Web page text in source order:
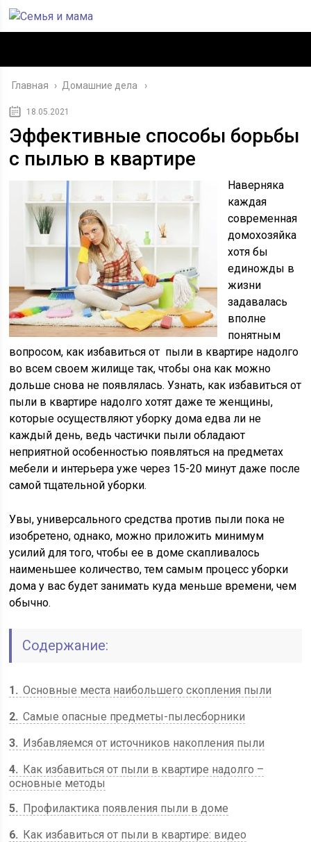
Главная › Домашние дела
18.05.2021
Эффективные способы борьбы
с пылью в квартире
Наверняка
каждая
современная
домохозяйка
хотя бы
единожды в
жизни
задавалась
вполне
понятным
вопросом, как избавиться от пыли в квартире надолго
во всем своем жилище так, чтобы она как можно
дольше снова не появлялась. Узнать, как избавиться от
пыли в квартире надолго хотят даже те женщины,
которые осуществляют уборку дома едва ли не
каждый день, ведь частички пыли обладают
неприятной особенностью появляться на предметах
мебели и интерьера уже через 15-20 минут даже после
самой тщательной уборки.
Увы, универсального средства против пыли пока не
изобретено, однако, можно приложить минимум
усилий для того, чтобы ее в доме скапливалось
наименьшее количество, тем самым процесс уборки
дома у вас будет занимать куда меньше времени, чем
обычно.
Содержание:
1
Основные места наибольшего скопления пыли
2 Самые опасные предметы-пылесборники
3
Избавляемся от источников накопления пыли
4
Как избавиться от пыли в квартире надолго –
основные методы
5
Профилактика появления пыли в доме
6
Как избавиться от пыли в квартире: видео